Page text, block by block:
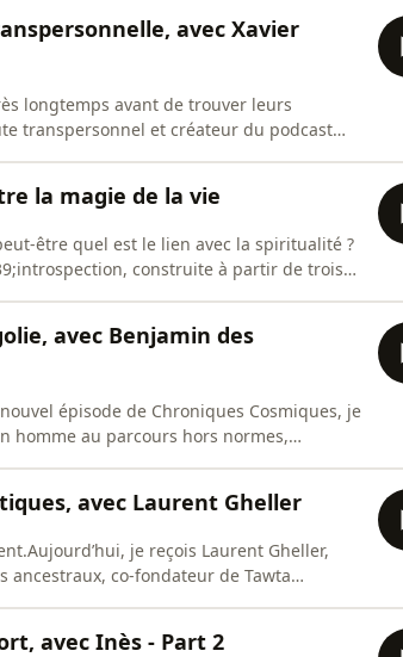
avec Xavier
longtemps avant de trouver leurs
transpersonnel et créateur du podcast
la magie de la vie
être quel est le lien avec la spiritualité ?
construite à partir de trois
avec Benjamin des
épisode de Chroniques Cosmiques, je
homme au parcours hors normes,
avec Laurent Gheller
je reçois Laurent Gheller,
ancestraux, co-fondateur de Tawta
avec Inès - Part 2